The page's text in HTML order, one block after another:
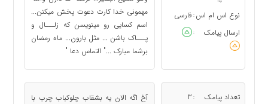
نوع اس ام اس : فارسی
ارسال پیامک
:
مهمونی خدا کارت دعوت پخش میکنن...
اسم کسایی رو مینویسن که زلـــال و
پـــاک باشن ... مثل بارون... ماه رمضان
برشما مبارک ..." التماس دعا "
تعداد پیامک :
3
آخ اگه الان یه بشقاب چلوکباب چرب با